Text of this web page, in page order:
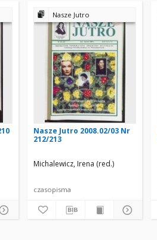
Nasze Jutro
Nasze Jutro 2008.02/03 Nr
212/213
Michalewicz, Irena (red.)
czasopisma